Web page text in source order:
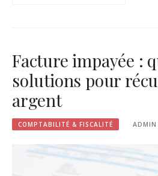
Facture impayée :
solutions pour
argent
COMPTABILITÉ & FISCALITÉ ADMIN